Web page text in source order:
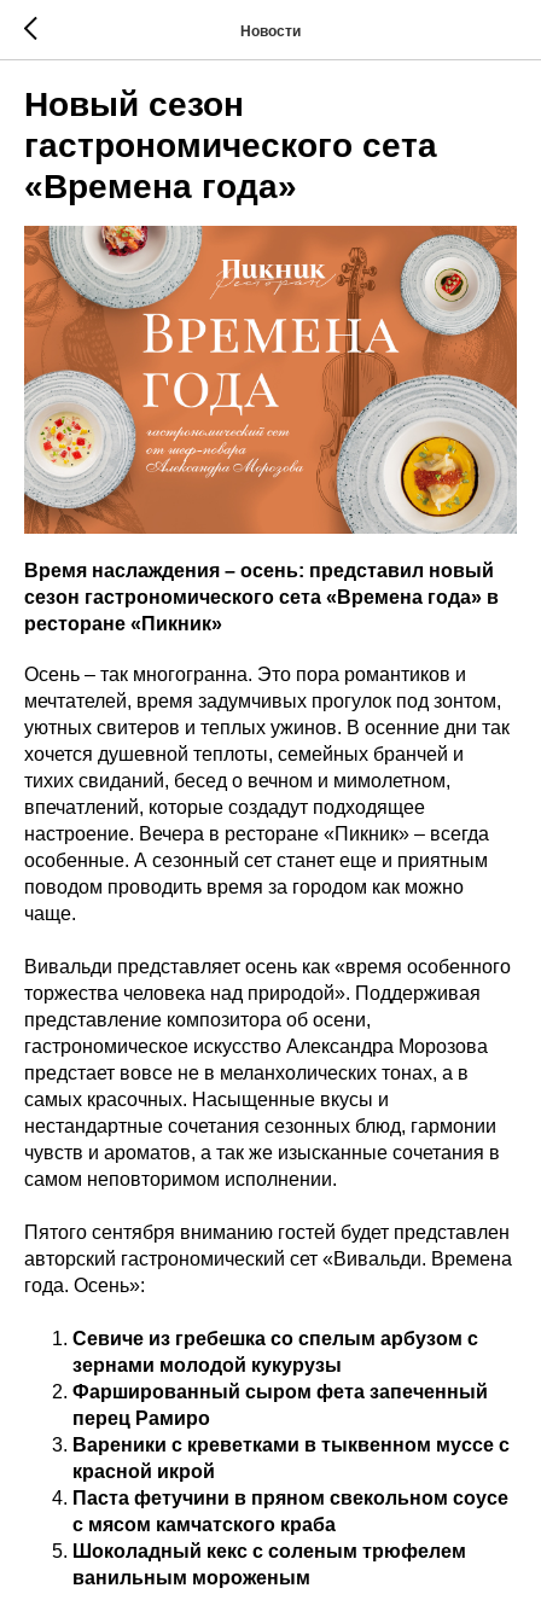
Новости
Новый сезон
гастрономического сета
«Времена года»
Время наслаждения – осень: представил новый
сезон гастрономического сета «Времена года» в
ресторане «Пикник»
Осень – так многогранна. Это пора романтиков и
мечтателей, время задумчивых прогулок под зонтом,
уютных свитеров и теплых ужинов. В осенние дни так
хочется душевной теплоты, семейных бранчей и
тихих свиданий, бесед о вечном и мимолетном,
впечатлений, которые создадут подходящее
настроение. Вечера в ресторане «Пикник» – всегда
особенные. А сезонный сет станет еще и приятным
поводом проводить время за городом как можно
чаще.
Вивальди представляет осень как «время особенного
торжества человека над природой». Поддерживая
представление композитора об осени,
гастрономическое искусство Александра Морозова
предстает вовсе не в меланхолических тонах, а в
самых красочных. Насыщенные вкусы и
нестандартные сочетания сезонных блюд, гармонии
чувств и ароматов, а так же изысканные сочетания в
самом неповторимом исполнении.
Пятого сентября вниманию гостей будет представлен
авторский гастрономический сет «Вивальди. Времена
года. Осень»:
Севиче из гребешка со спелым арбузом с
зернами молодой кукурузы
Фаршированный сыром фета запеченный
перец Рамиро
Вареники с креветками в тыквенном муссе с
красной икрой
Паста фетучини в пряном свекольном соусе
с мясом камчатского краба
Шоколадный кекс с соленым трюфелем
ванильным мороженым